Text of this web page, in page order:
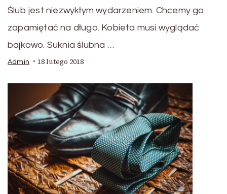
Ślub jest niezwykłym wydarzeniem. Chcemy go
zapamiętać na długo. Kobieta musi wyglądać
bajkowo. Suknia ślubna …
Admin 18 lutego 2018